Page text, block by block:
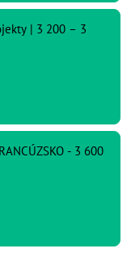
| 3 200 – 3
- 3 600